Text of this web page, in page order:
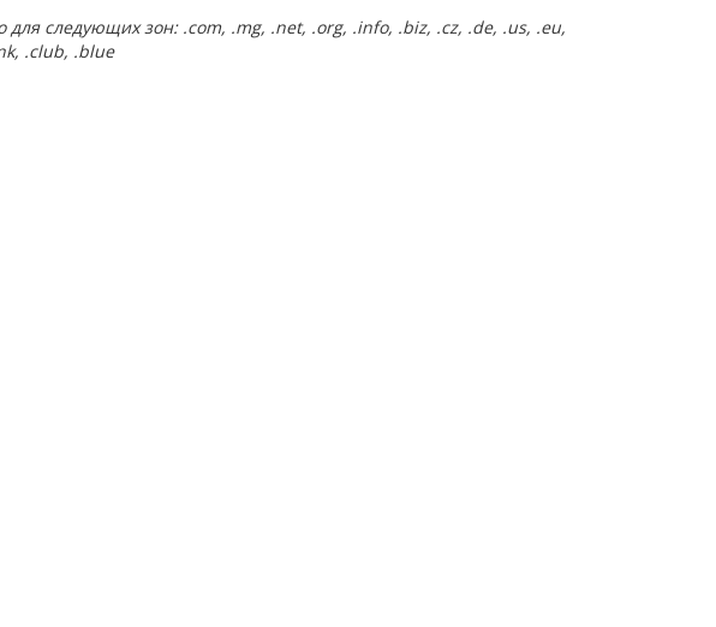
для следующих зон: .com, .mg, .net, .org, .info, .biz, .cz, .de, .us, .eu,
.club, .blue